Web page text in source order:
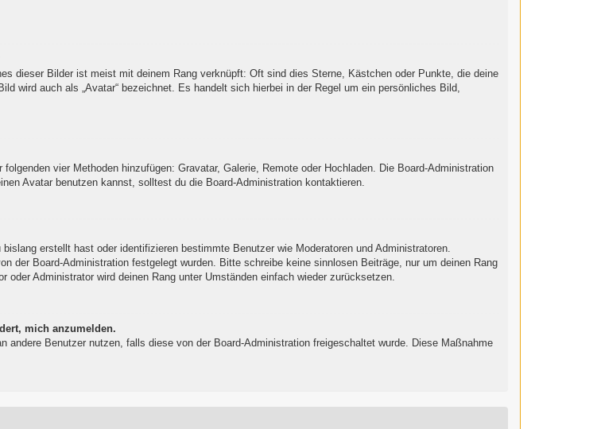
dieser Bilder ist meist mit deinem Rang verknüpft: Oft sind dies Sterne, Kästchen oder Punkte, die deine
wird auch als „Avatar“ bezeichnet. Es handelt sich hierbei in der Regel um ein persönliches Bild,
vier Methoden hinzufügen: Gravatar, Galerie, Remote oder Hochladen. Die Board-Administration
Avatar benutzen kannst, solltest du die Board-Administration kontaktieren.
erstellt hast oder identifizieren bestimmte Benutzer wie Moderatoren und Administratoren.
der Board-Administration festgelegt wurden. Bitte schreibe keine sinnlosen Beiträge, nur um deinen Rang
Administrator wird deinen Rang unter Umständen einfach wieder zurücksetzen.
mich anzumelden.
andere Benutzer nutzen, falls diese von der Board-Administration freigeschaltet wurde. Diese Maßnahme